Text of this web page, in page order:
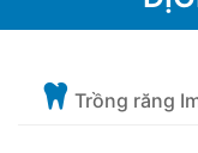
Trồng răng